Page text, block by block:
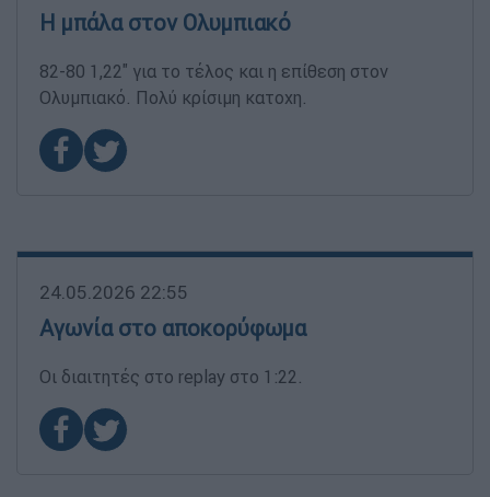
Η μπάλα στον Ολυμπιακό
82-80 1,22'' για το τέλος και η επίθεση στον
Ολυμπιακό. Πολύ κρίσιμη κατοχη.
24.05.2026 22:55
Αγωνία στο αποκορύφωμα
Οι διαιτητές στο replay στο 1:22.